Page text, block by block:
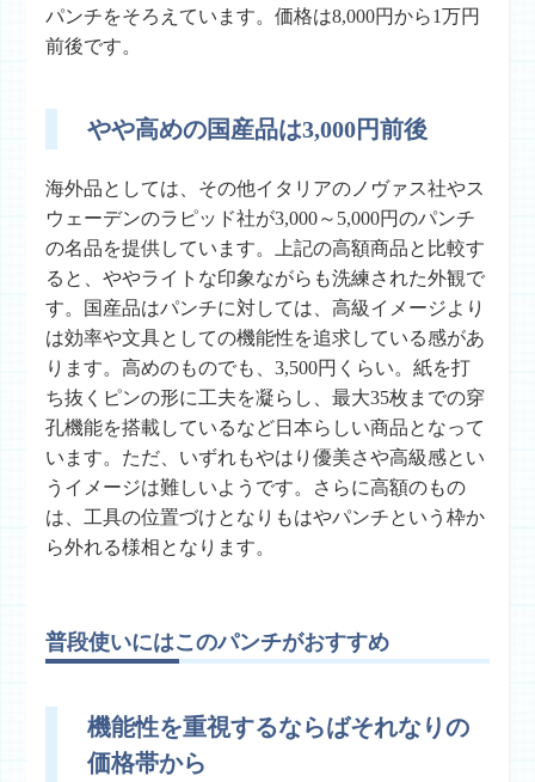
パンチをそろえています。価格は8,000円から1万円
前後です。
やや高めの国産品は3,000円前後
海外品としては、その他イタリアのノヴァス社やス
ウェーデンのラピッド社が3,000～5,000円のパンチ
の名品を提供しています。上記の高額商品と比較す
ると、ややライトな印象ながらも洗練された外観で
す。国産品はパンチに対しては、高級イメージより
は効率や文具としての機能性を追求している感があ
ります。高めのものでも、3,500円くらい。紙を打
ち抜くピンの形に工夫を凝らし、最大35枚までの穿
孔機能を搭載しているなど日本らしい商品となって
います。ただ、いずれもやはり優美さや高級感とい
うイメージは難しいようです。さらに高額のもの
は、工具の位置づけとなりもはやパンチという枠か
ら外れる様相となります。
普段使いにはこのパンチがおすすめ
機能性を重視するならばそれなりの
価格帯から